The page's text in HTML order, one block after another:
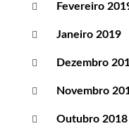
Fevereiro
Janeiro 2019
Dezembro
Novembro
Outubro 2018